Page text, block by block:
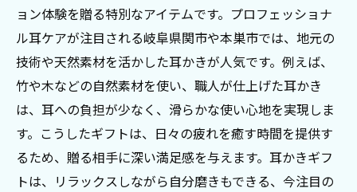
ョン体験を贈る特別なアイテムです。プロフェッショナ
ル耳ケアが注目される岐阜県関市や本巣市では、地元の
技術や天然素材を活かした耳かきが人気です。例えば、
竹や木などの自然素材を使い、職人が仕上げた耳かき
は、耳への負担が少なく、滑らかな使い心地を実現しま
す。こうしたギフトは、日々の疲れを癒す時間を提供す
るため、贈る相手に深い満足感を与えます。耳かきギフ
トは、リラックスしながら自分磨きもできる、今注目の